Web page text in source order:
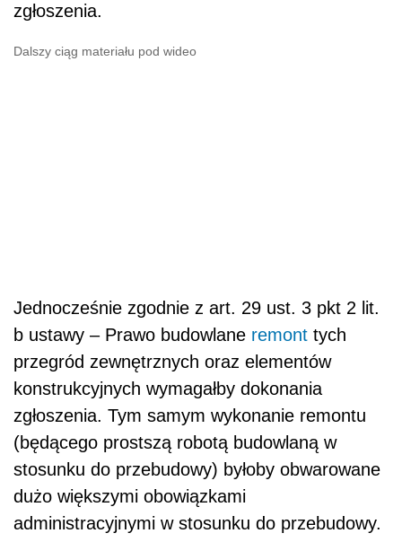
zgłoszenia.
Dalszy ciąg materiału pod wideo
Jednocześnie zgodnie z art. 29 ust. 3 pkt 2 lit.
b ustawy – Prawo budowlane remont tych
przegród zewnętrznych oraz elementów
konstrukcyjnych wymagałby dokonania
zgłoszenia. Tym samym wykonanie remontu
(będącego prostszą robotą budowlaną w
stosunku do przebudowy) byłoby obwarowane
dużo większymi obowiązkami
administracyjnymi w stosunku do przebudowy.